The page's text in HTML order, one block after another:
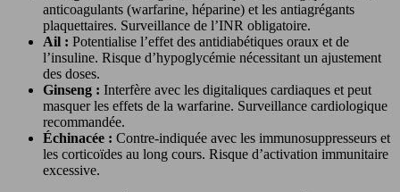
anticoagulants (warfarine, héparine) et les antiagrégants
plaquettaires. Surveillance de l’INR obligatoire.
Ail : Potentialise l’effet des antidiabétiques oraux et de
l’insuline. Risque d’hypoglycémie nécessitant un ajustement
des doses.
Ginseng : Interfère avec les digitaliques cardiaques et peut
masquer les effets de la warfarine. Surveillance cardiologique
recommandée.
Échinacée : Contre-indiquée avec les immunosuppresseurs et
les corticoïdes au long cours. Risque d’activation immunitaire
excessive.